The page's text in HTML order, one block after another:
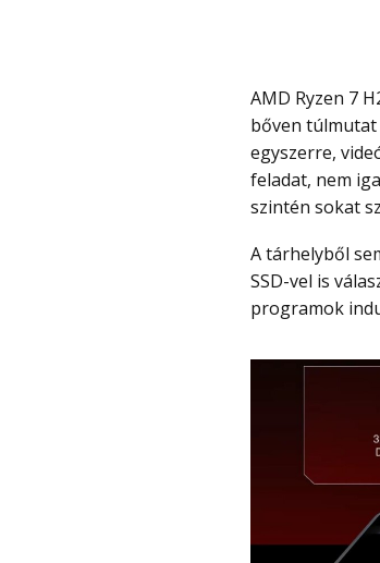
AMD Ryzen 7 H255 processzorral érhető el (vagy az AMD R7 8745HS-sel), ami
bőven
egyszerre,
feladat, nem
szintén sokat
A tárhelyből sem csak egyetlen verzió létezik, hiszen 512 GB-os és 1 TB-os PCIe 4
SSD-vel is
programok